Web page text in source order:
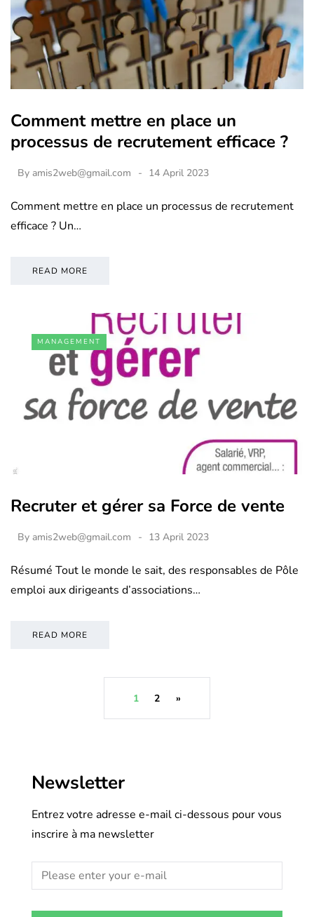
Comment mettre en place un
processus de recrutement efficace ?
By amis2web@gmail.com 14 April 2023
Comment mettre en place un processus de recrutement
efficace ? Un…
READ MORE
MANAGEMENT
Recruter et gérer sa Force de vente
By amis2web@gmail.com 13 April 2023
Résumé Tout le monde le sait, des responsables de Pôle
emploi aux dirigeants d’associations…
READ MORE
1 2 »
Newsletter
Entrez votre adresse e-mail ci-dessous pour vous
inscrire à ma newsletter